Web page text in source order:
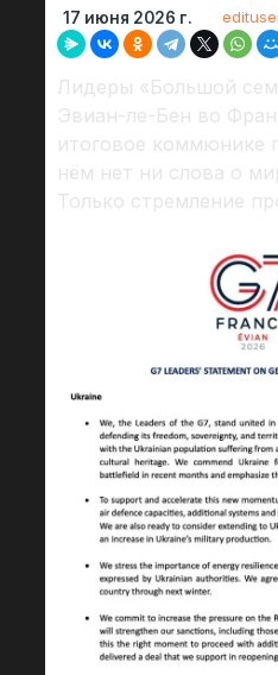
17 июня 2026 г.
Лидеры «Большой
Эвиан-ле-Бен во
итоговое коммюнике
нём нет ни слова о
Только стремление